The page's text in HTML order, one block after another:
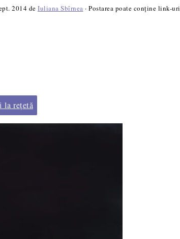
2014 de Iuliana Sbîrnea · Postarea poate conține link-uri
la rețetă